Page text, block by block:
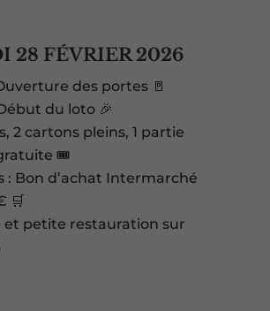
28 FÉVRIER 2026
des portes 🚪
du loto 🎉
2 cartons pleins, 1 partie
🎟️
: Bon d’achat Intermarché
🛒
et petite restauration sur